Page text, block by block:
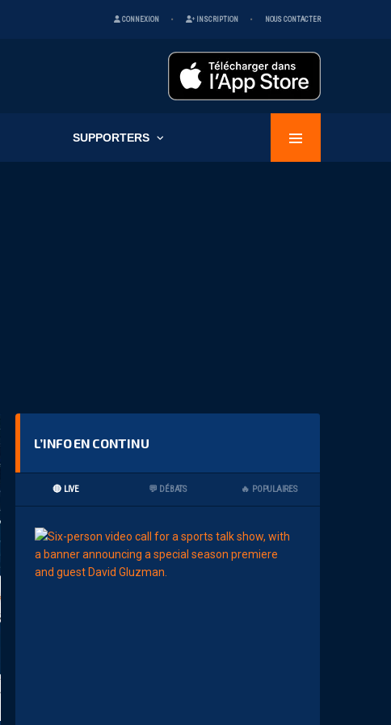
CONNEXION INSCRIPTION NOUS CONTACTER
SUPPORTERS
L’INFO EN CONTINU
🔴 LIVE 💬 DÉBATS 🔥 POPULAIRES